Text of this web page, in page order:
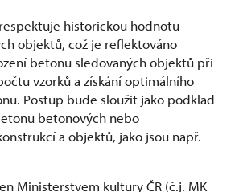
historickou hodnotu
objektů, což je reflektováno
betonu sledovaných objektů při
vzorků a získání optimálního
Postup bude sloužit jako podklad
betonových nebo
a objektů, jako jsou např.
Ministerstvem kultury ČR (č.j. MK